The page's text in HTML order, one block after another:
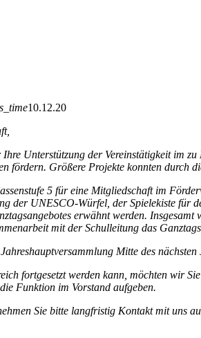
10.12.20
Unterstützung der Vereinstätigkeit im
fördern. Größere Projekte konnten durch
5 für eine Mitgliedschaft im
der UNESCO-Würfel, der Spielekiste für
erwähnt werden.
mit der Schulleitung das
Mitte des nächsten
fortgesetzt werden kann, möchten wir
Funktion im Vorstand aufgeben.
Sie bitte langfristig Kontakt mit uns